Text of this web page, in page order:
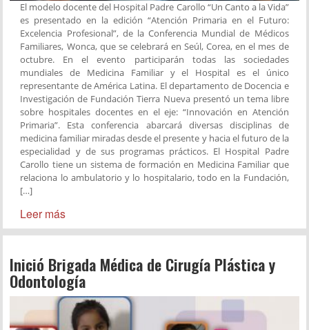
El modelo docente del Hospital Padre Carollo “Un Canto a la Vida”
es presentado en la edición “Atención Primaria en el Futuro:
Excelencia Profesional”, de la Conferencia Mundial de Médicos
Familiares, Wonca, que se celebrará en Seúl, Corea, en el mes de
octubre. En el evento participarán todas las sociedades
mundiales de Medicina Familiar y el Hospital es el único
representante de América Latina. El departamento de Docencia e
Investigación de Fundación Tierra Nueva presentó un tema libre
sobre hospitales docentes en el eje: “Innovación en Atención
Primaria”. Esta conferencia abarcará diversas disciplinas de
medicina familiar miradas desde el presente y hacia el futuro de la
especialidad y de sus programas prácticos. El Hospital Padre
Carollo tiene un sistema de formación en Medicina Familiar que
relaciona lo ambulatorio y lo hospitalario, todo en la Fundación,
[…]
Leer más
Inició Brigada Médica de Cirugía Plástica y
Odontología